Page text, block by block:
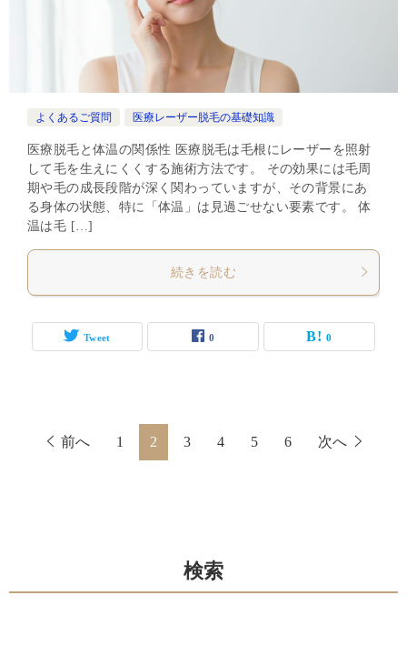
よくあるご質問 医療レーザー脱毛の基礎知識
医療脱毛と体温の関係性 医療脱毛は毛根にレーザーを照射
して毛を生えにくくする施術方法です。 その効果には毛周
期や毛の成長段階が深く関わっていますが、その背景にあ
る身体の状態、特に「体温」は見過ごせない要素です。 体
温は毛 […]
続きを読む
Tweet 0 0
前へ 1 2 3 4 5 6 次へ
検索